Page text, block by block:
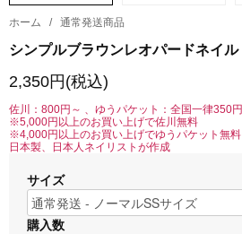
ホーム / 通常発送商品
シンプルブラウンレオパードネイル
2,350円(税込)
佐川：800円～ 、ゆうパケット：全国一律350円
※5,000円以上のお買い上げで佐川無料
※4,000円以上のお買い上げでゆうパケット無料
日本製、日本人ネイリストが作成
サイズ
購入数